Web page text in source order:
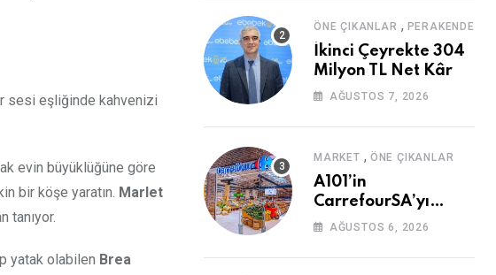
sesi eşliğinde kahvenizi
evin büyüklüğüne göre
bir köşe yaratın. Marlet
tanıyor.
yatak olabilen Brea
ÖNE ÇIKANLAR , PERAKENDE
İkinci Çeyrekte 304
Milyon TL Net Kâr
AĞUSTOS 7, 2026
MARKET , ÖNE ÇIKANLAR
A101’in
CarrefourSA’yı
Devralmasına Şartlı
AĞUSTOS 6, 2026